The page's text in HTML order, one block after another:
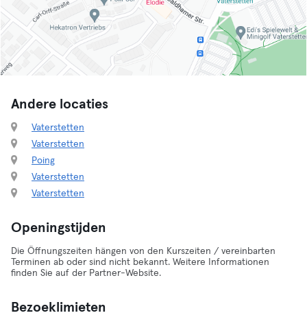
Andere locaties
Vaterstetten
Vaterstetten
Poing
Vaterstetten
Vaterstetten
Openingstijden
Die Öffnungszeiten hängen von den Kurszeiten / vereinbarten
Terminen ab oder sind nicht bekannt. Weitere Informationen
finden Sie auf der Partner-Website.
Bezoeklimieten